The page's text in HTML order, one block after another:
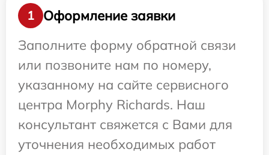
1
Оформление заявки
Заполните форму обратной связи
или позвоните нам по номеру,
указанному на сайте сервисного
центра Morphy Richards. Наш
консультант свяжется с Вами для
уточнения необходимых работ